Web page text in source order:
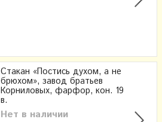
Стакан «Постись духом, а не
брюхом», завод братьев
Корниловых, фарфор, кон. 19
в.
Нет в наличии